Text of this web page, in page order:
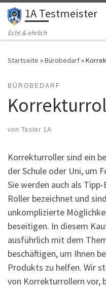
Zum Inhalt springen
1A Testmeister
Echt & ehrlich
Startseite »Bürobedarf»
BÜROBEDARF
von Tester 1A
Korrekturroller sind ein
der Schule oder Uni, um
Sie werden auch als
Roller bezeichnet und
unkomplizierte
beseitigen. In diesem
ausführlich mit dem
beschäftigen, um Ihnen
Produkts zu helfen. Wir
von Korrekturrollern vor,